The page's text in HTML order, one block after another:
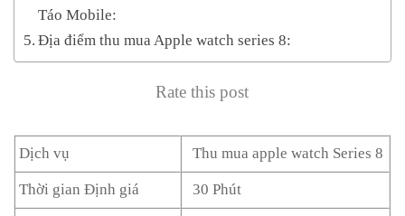
Táo Mobile:
Địa điểm thu mua Apple watch series 8:
Rate this post
Dịch vụ Thu mua apple watch Series 8
Thời gian Định giá 30 Phút